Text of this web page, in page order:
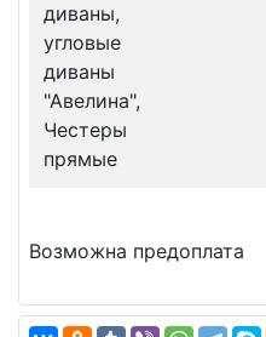
диваны,
угловые
диваны
"Авелина",
Честеры
прямые
Возможна предоплата